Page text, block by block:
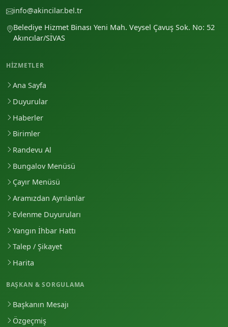
info@akincilar.bel.tr
Belediye Hizmet Binası Yeni Mah. Veysel Çavuş Sok. No: 52
Akıncılar/SİVAS
HIZMETLER
Ana Sayfa
Duyurular
Haberler
Birimler
Randevu Al
Bungalov Menüsü
Çayır Menüsü
Aramızdan Ayrılanlar
Evlenme Duyuruları
Yangın İhbar Hattı
Talep / Şikayet
Harita
BAŞKAN & SORGULAMA
Başkanın Mesajı
Özgeçmiş